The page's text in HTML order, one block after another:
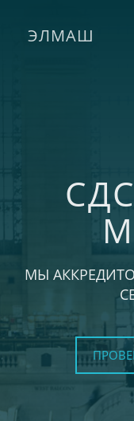
ЭЛМАШ
СДС
МЫ